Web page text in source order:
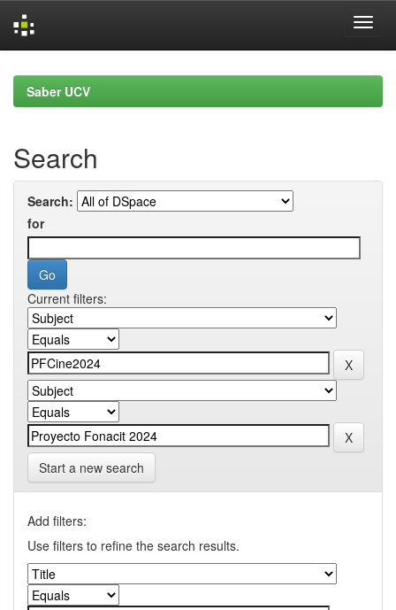
navigationSaber UCV
Search
Search:
for
Current filters:
Start a new search
Add filters:
Use filters to refine the search results.